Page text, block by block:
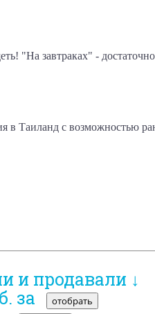
"На завтраках" -
в Таиланд с возможностью
и продавали ↓
за